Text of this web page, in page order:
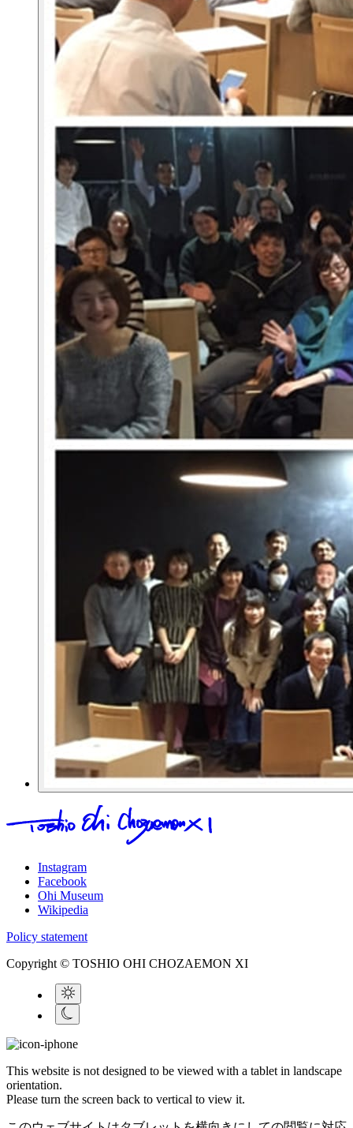
Instagram
Facebook
Ohi Museum
Wikipedia
Policy statement
Copyright © TOSHIO OHI CHOZAEMON XI
This website is not designed to be viewed with a tablet in landscape
orientation.
Please turn the screen back to vertical to view it.